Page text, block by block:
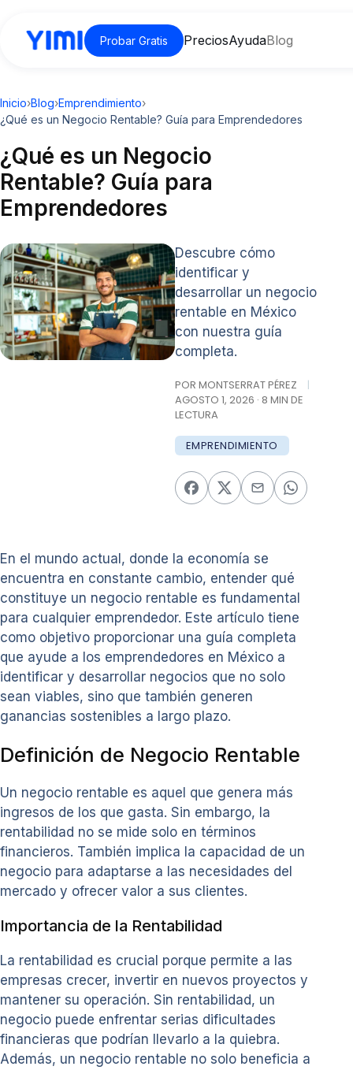
Probar Gratis PreciosAyudaBlog
Inicio›Blog›Emprendimiento›
¿Qué es un Negocio Rentable? Guía para Emprendedores
¿Qué es un Negocio
Rentable? Guía para
Emprendedores
Descubre cómo
identificar y
desarrollar un negocio
rentable en México
con nuestra guía
completa.
POR MONTSERRAT PÉREZ
|
AGOSTO 1, 2026 · 8 MIN DE
LECTURA
EMPRENDIMIENTO
En el mundo actual, donde la economía se
encuentra en constante cambio, entender qué
constituye un negocio rentable es fundamental
para cualquier emprendedor. Este artículo tiene
como objetivo proporcionar una guía completa
que ayude a los emprendedores en México a
identificar y desarrollar negocios que no solo
sean viables, sino que también generen
ganancias sostenibles a largo plazo.
Definición de Negocio Rentable
Un negocio rentable es aquel que genera más
ingresos de los que gasta. Sin embargo, la
rentabilidad no se mide solo en términos
financieros. También implica la capacidad de un
negocio para adaptarse a las necesidades del
mercado y ofrecer valor a sus clientes.
Importancia de la Rentabilidad
La rentabilidad es crucial porque permite a las
empresas crecer, invertir en nuevos proyectos y
mantener su operación. Sin rentabilidad, un
negocio puede enfrentar serias dificultades
financieras que podrían llevarlo a la quiebra.
Además, un negocio rentable no solo beneficia a